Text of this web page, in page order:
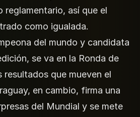
reglamentario, así que el
como igualada.
del mundo y candidata
se va en la Ronda de
resultados que mueven el
en cambio, firma una
del Mundial y se mete